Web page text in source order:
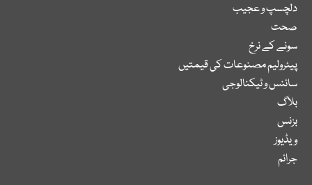
دلچسپ و عجیب
صحت
سونے کے نرخ
پیٹرولیم مصنوعات کی قیمتیں
سائنس و ٹیکنالوجی
بلاگ
بزنس
ویڈیوز
جرائم